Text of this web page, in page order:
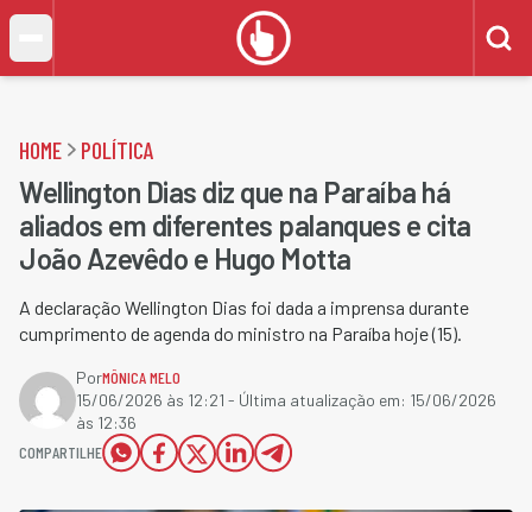
HOME POLÍTICA
Wellington Dias diz que na Paraíba há
aliados em diferentes palanques e cita
João Azevêdo e Hugo Motta
A declaração Wellington Dias foi dada a imprensa durante
cumprimento de agenda do ministro na Paraíba hoje (15).
PorMÔNICA MELO
15/06/2026 às 12:21 - Última atualização em: 15/06/2026
às 12:36
COMPARTILHE